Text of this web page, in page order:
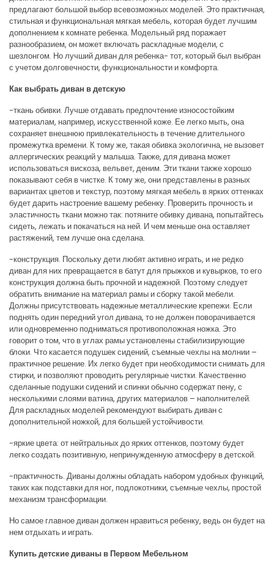
предлагают большой выбор всевозможных моделей. Это практичная,
стильная и функциональная мягкая мебель, которая будет лучшим
дополнением к комнате ребенка. Модельный ряд поражает
разнообразием, он может включать раскладные модели, с
шезлонгом. Но лучший диван для ребенка- тот, который был выбран
с учетом долговечности, функциональности и комфорта.
Как выбрать диван в детскую
-ткань обивки. Лучше отдавать предпочтение износостойким
материалам, например, искусственной коже. Ее легко мыть, она
сохраняет внешнюю привлекательность в течение длительного
промежутка времени. К тому же, такая обивка экологична, не вызовет
аллергических реакций у малыша. Также, для дивана может
использоваться вискоза, вельвет, деним. Эти ткани также хорошо
показывают себя в чистке. К тому же, они представлены в разных
вариантах цветов и текстур, поэтому мягкая мебель в ярких оттенках
будет дарить настроение вашему ребенку. Проверить прочность и
эластичность ткани можно так: потяните обивку дивана, попытайтесь
сидеть, лежать и покачаться на ней. И чем меньше она оставляет
растяжений, тем лучше она сделана.
-конструкция. Поскольку дети любят активно играть, и не редко
диван для них превращается в батут для прыжков и кувырков, то его
конструкция должна быть прочной и надежной. Поэтому следует
обратить внимание на материал рамы и сборку такой мебели.
Должны присутствовать надежные металлические крепежи. Если
поднять один передний угол дивана, то не должен поворачивается
или одновременно подниматься противоположная ножка. Это
говорит о том, что в углах рамы установлены стабилизирующие
блоки. Что касается подушек сидений, съемные чехлы на молнии –
практичное решение. Их легко будет при необходимости снимать для
стирки, и позволяют проводить регулярные чистки. Качественно
сделанные подушки сидений и спинки обычно содержат пену, с
несколькими слоями ватина, других материалов – наполнителей.
Для раскладных моделей рекомендуют выбирать диван с
дополнительной ножкой, для большей устойчивости.
-яркие цвета: от нейтральных до ярких оттенков, поэтому будет
легко создать позитивную, непринужденную атмосферу в детской.
-практичность. Диваны должны обладать набором удобных функций,
таких как подставки для ног, подлокотники, съемные чехлы, простой
механизм трансформации.
Но самое главное диван должен нравиться ребенку, ведь он будет на
нем отдыхать и играть.
Купить детские диваны в Первом Мебельном